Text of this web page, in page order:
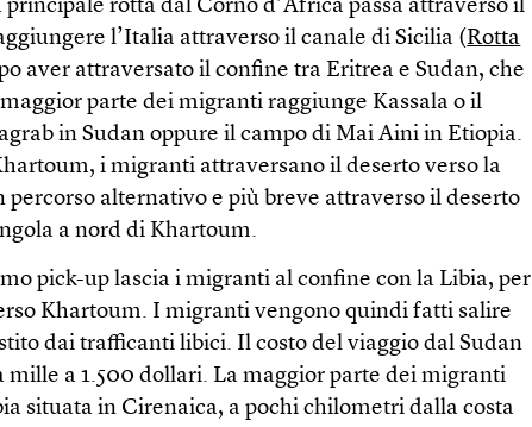
principale rotta dal Corno d’Africa passa attraverso il
l’Italia attraverso il canale di Sicilia (Rotta
aver attraversato il confine tra Eritrea e Sudan, che
parte dei migranti raggiunge Kassala o il
in Sudan oppure il campo di Mai Aini in Etiopia.
i migranti attraversano il deserto verso la
percorso alternativo e più breve attraverso il deserto
a nord di Khartoum.
pick-up lascia i migranti al confine con la Libia, per
Khartoum. I migranti vengono quindi fatti salire
dai trafficanti libici. Il costo del viaggio dal Sudan
mille a 1.500 dollari. La maggior parte dei migranti
situata in Cirenaica, a pochi chilometri dalla costa